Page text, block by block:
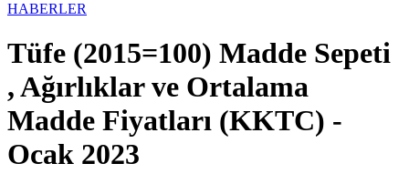
HABERLER
Tüfe (2015=100) Madde Sepeti
, Ağırlıklar ve Ortalama
Madde Fiyatları (KKTC) -
Ocak 2023